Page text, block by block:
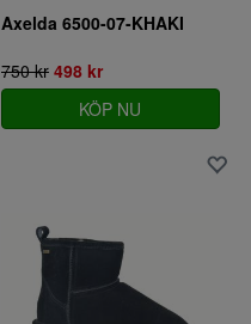
Axelda 6500-07-KHAKI
750 kr 498 kr
KÖP NU